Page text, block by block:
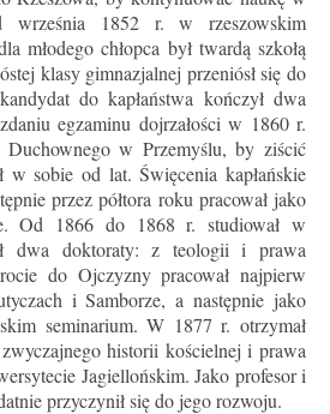
września 1852 r. w rzeszowskim
młodego chłopca był twardą szkołą
klasy gimnazjalnej przeniósł się do
do kapłaństwa kończył dwa
egzaminu dojrzałości w 1860 r.
Duchownego w Przemyślu, by ziścić
w sobie od lat. Święcenia kapłańskie
przez półtora roku pracował jako
Od 1866 do 1868 r. studiował w
dwa doktoraty: z teologii i prawa
do Ojczyzny pracował najpierw
i Samborze, a następnie jako
seminarium. W 1877 r. otrzymał
historii kościelnej i prawa
Jagiellońskim. Jako profesor i
przyczynił się do jego rozwoju.